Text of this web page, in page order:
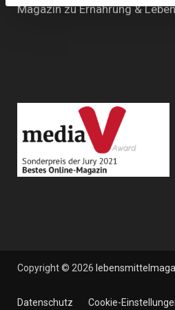
Magazin zu Ernährung &
Copyright © 2026
Datenschutz Cookie-